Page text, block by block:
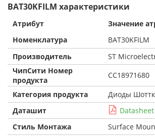
BAT30KFILM характеристики
Атрибут
Значение
Номенклатура
BAT30KFILM
Производитель
ST
ЧипСити Номер
продукта
CC18971680
Категория продукта
Диоды
Даташит
Datasheet
Стиль Монтажа
Surface